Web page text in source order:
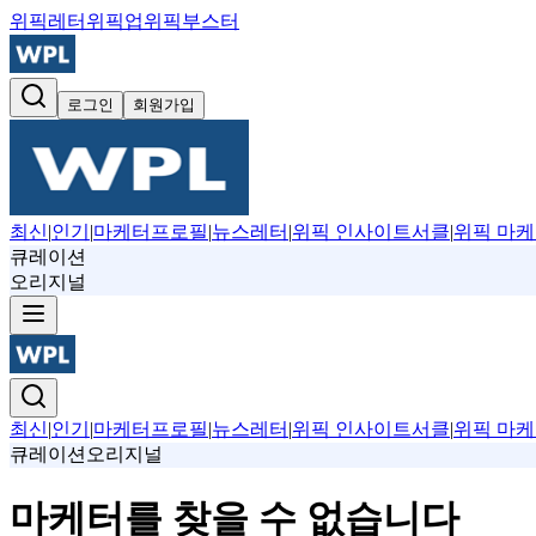
위픽레터 위픽업위픽부스터
로그인 회원가입
최신|인기 |마케터프로필|뉴스레터 |위픽 인사이트서클|위픽 마케
큐레이션
오리지널
최신|인기 |마케터프로필|뉴스레터 |위픽 인사이트서클|위픽 마케
큐레이션 오리지널
마케터를 찾을 수 없습니다